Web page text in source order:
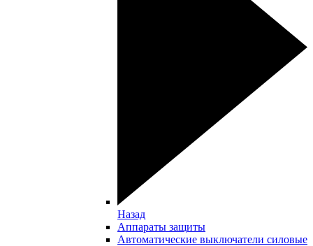
Назад
Аппараты защиты
Автоматические выключатели силовые